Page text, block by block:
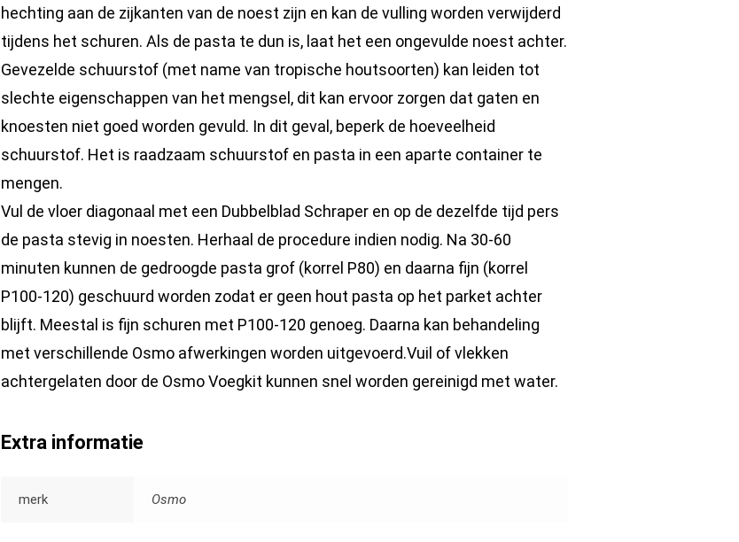
hechting aan de zijkanten van de noest zijn en kan de vulling worden verwijderd
tijdens het schuren. Als de pasta te dun is, laat het een ongevulde noest achter.
Gevezelde schuurstof (met name van tropische houtsoorten) kan leiden tot
slechte eigenschappen van het mengsel, dit kan ervoor zorgen dat gaten en
knoesten niet goed worden gevuld. In dit geval, beperk de hoeveelheid
schuurstof. Het is raadzaam schuurstof en pasta in een aparte container te
mengen.
Vul de vloer diagonaal met een Dubbelblad Schraper en op de dezelfde tijd pers
de pasta stevig in noesten. Herhaal de procedure indien nodig. Na 30-60
minuten kunnen de gedroogde pasta grof (korrel P80) en daarna fijn (korrel
P100-120) geschuurd worden zodat er geen hout pasta op het parket achter
blijft. Meestal is fijn schuren met P100-120 genoeg. Daarna kan behandeling
met verschillende Osmo afwerkingen worden uitgevoerd.Vuil of vlekken
achtergelaten door de Osmo Voegkit kunnen snel worden gereinigd met water.
Extra informatie
merk Osmo